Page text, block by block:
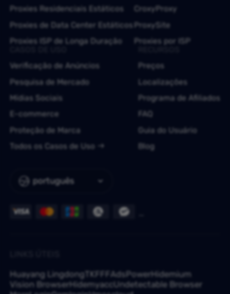
português
Proxies Residenciais Estáticos
Proxies de Data Center Estáticos
Proxies ISP de Longa Duração
CroxyProxy
ProxySite
Proxies por ISP
Verificação de Anúncios
Pesquisa de Mercado
Mídias Sociais
E-commerce
Proteção de Marca
Todos os Casos de Uso
Preços
Localizações
Programa de Afiliados
FAQ
Guia do Usuário
Blog
Huayang Lingdong TKFFF AdsPowerHidemium
Vision BrowserHidemyaccUndetectable Browser